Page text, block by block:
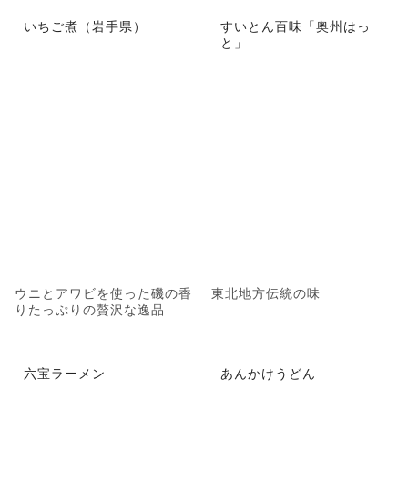
いちご煮（岩手県）
ウニとアワビを使った磯の香
りたっぷりの贅沢な逸品
すいとん百味「奥州はっ
と」
東北地方伝統の味
六宝ラーメン あんかけうどん